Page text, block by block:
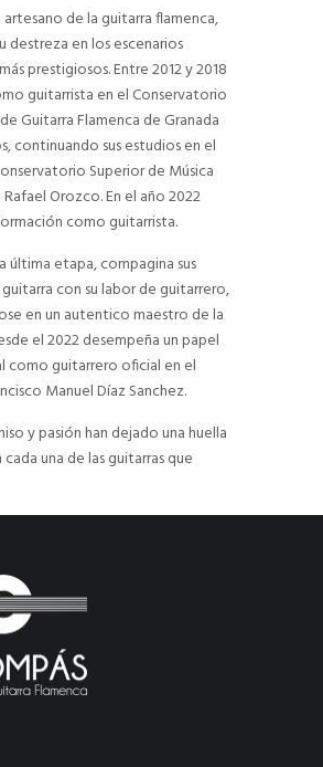
de la guitarra flamenca,
destreza en los escenarios
prestigiosos. Entre 2012 y 2018
guitarrista en el Conservatorio
Guitarra Flamenca de Granada
continuando sus estudios en el
Superior de Música
Orozco. En el año 2022
como guitarrista.
última etapa, compagina sus
con su labor de guitarrero,
en un autentico maestro de la
el 2022 desempeña un papel
como guitarrero oficial en el
Manuel Díaz Sanchez.
y pasión han dejado una huella
una de las guitarras que